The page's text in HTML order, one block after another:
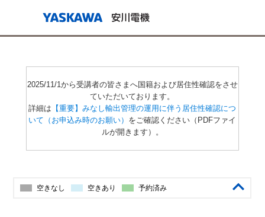
2025/11/1から受講者の皆さまへ国籍および居住性確認をさせ
ていただいております。
詳細は 【重要】みなし輸出管理の運用に伴う居住性確認につ
いて（お申込み時のお願い） をご確認ください（PDFファイ
ルが開きます）。